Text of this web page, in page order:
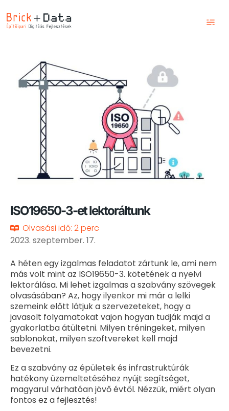
Szolgáltatások
Képzések
Blog
Csapatunk
Kapcsolat
ISO19650-3-et lektoráltunk
Olvasási idő: 2 perc
2023. szeptember. 17.
A héten egy izgalmas feladatot zártunk le, ami nem
más volt mint az ISO19650-3. kötetének a nyelvi
lektorálása. Mi lehet izgalmas a szabvány szövegek
olvasásában? Az, hogy ilyenkor mi már a lelki
szemeink előtt látjuk a szervezeteket, hogy a
javasolt folyamatokat vajon hogyan tudják majd a
gyakorlatba átültetni. Milyen tréningeket, milyen
sablonokat, milyen szoftvereket kell majd
bevezetni.
Ez a szabvány az épületek és infrastruktúrák
hatékony üzemeltetéséhez nyújt segítséget,
magyarul várhatóan jövő évtől. Nézzük, miért olyan
fontos ez a fejlesztés!